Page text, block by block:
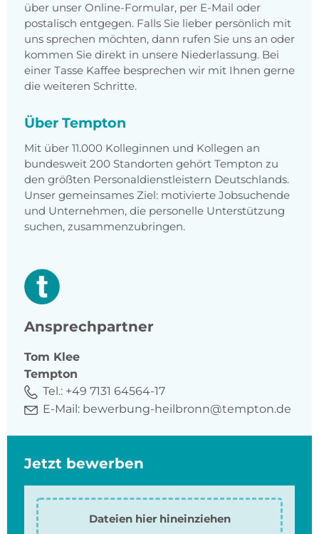
über unser Online-Formular, per E-Mail oder
postalisch entgegen. Falls Sie lieber persönlich mit
uns sprechen möchten, dann rufen Sie uns an oder
kommen Sie direkt in unsere Niederlassung. Bei
einer Tasse Kaffee besprechen wir mit Ihnen gerne
die weiteren Schritte.
Über Tempton
Mit über 11.000 Kolleginnen und Kollegen an
bundesweit 200 Standorten gehört Tempton zu
den größten Personaldienstleistern Deutschlands.
Unser gemeinsames Ziel: motivierte Jobsuchende
und Unternehmen, die personelle Unterstützung
suchen, zusammenzubringen.
Ansprechpartner
Tom Klee
Tempton
Tel.: +49 7131 64564-17
E-Mail: bewerbung-heilbronn@tempton.de
Jetzt bewerben
Dateien hier hineinziehen